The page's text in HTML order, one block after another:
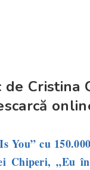
de Cristina
You” cu
Chiperi, „Eu